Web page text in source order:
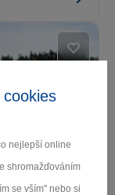
nejlepší online
shromažďováním
se vším" nebo si
Městě